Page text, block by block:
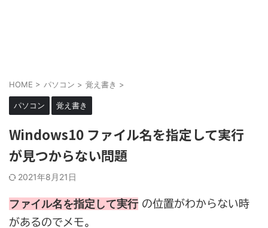
HOME > パソコン > 覚え書き >
パソコン 覚え書き
Windows10 ファイル名を指定して実行
が見つからない問題
2021年8月21日
ファイル名を指定して実行の位置がわからない時
があるのでメモ。